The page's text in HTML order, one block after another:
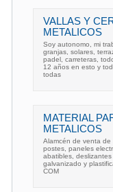
VALLAS Y
METALICOS
Soy autonomo, mi
granjas, solares,
padel, carreteras,
12 años en esto y
todas
MATERIAL
METALICOS
Alamcén de venta de
postes, paneles
abatibles,
galvanizado y
COM